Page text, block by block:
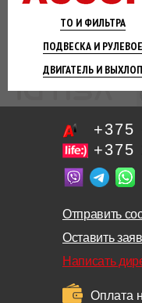
ТО И ФИЛЬТРА
ПОДВЕСКА И РУЛЕВОЕ
ДВИГАТЕЛЬ И ВЫХЛОП
+375
+375
Отправить
Оставить
Написать
Оплата